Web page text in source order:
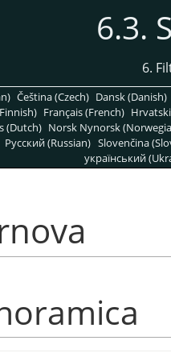
6.3.
6.
Čeština (Czech) Dansk (Danish)
Français (French)
(Dutch) Norsk Nynorsk
Pусский (Russian) Slovenčina
український